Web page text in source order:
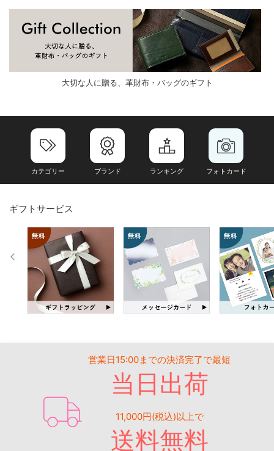
大切な人に贈る、革財布・バッグのギフト
カテゴリー ブランド ランキング フォトカード
ギフトサービス
営業日15:00までの決済完了で最短
当日出荷
11,000円(税込)以上で
送料無料